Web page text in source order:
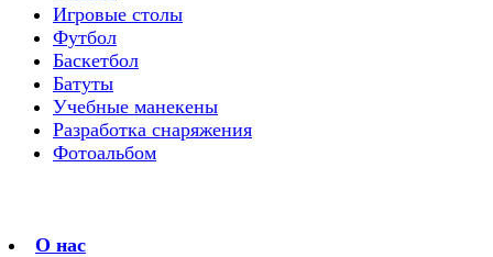
Игровые столы
Футбол
Баскетбол
Батуты
Учебные манекены
Разработка снаряжения
Фотоальбом
О нас